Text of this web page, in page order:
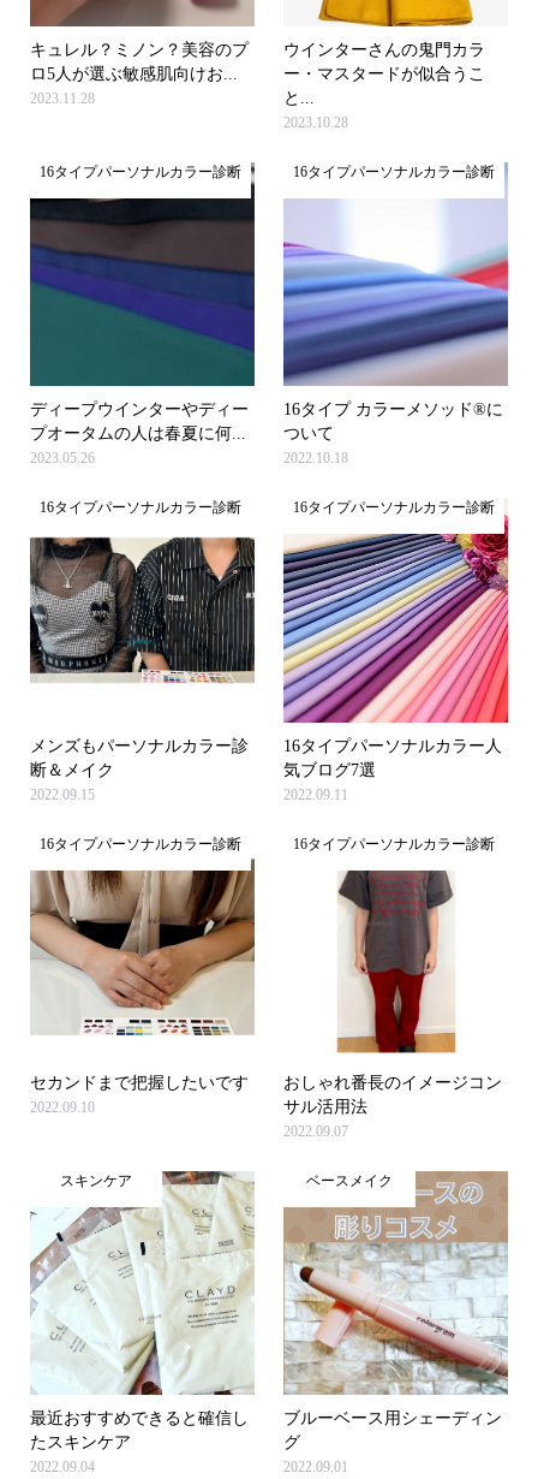
キュレル？ミノン？美容のプ
ロ5人が選ぶ敏感肌向けお...
2023.11.28
ウインターさんの鬼門カラ
ー・マスタードが似合うこ
と...
2023.10.28
16タイプパーソナルカラー診断
ディープウインターやディー
プオータムの人は春夏に何...
2023.05.26
16タイプパーソナルカラー診断
16タイプ カラーメソッド®に
ついて
2022.10.18
16タイプパーソナルカラー診断
メンズもパーソナルカラー診
断＆メイク
2022.09.15
16タイプパーソナルカラー診断
16タイプパーソナルカラー人
気ブログ7選
2022.09.11
16タイプパーソナルカラー診断
セカンドまで把握したいです
2022.09.10
16タイプパーソナルカラー診断
おしゃれ番長のイメージコン
サル活用法
2022.09.07
スキンケア
最近おすすめできると確信し
たスキンケア
2022.09.04
ベースメイク
ブルーベース用シェーディン
グ
2022.09.01